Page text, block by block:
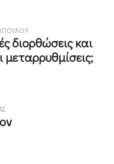
διορθώσεις και
μεταρρυθμίσεις;